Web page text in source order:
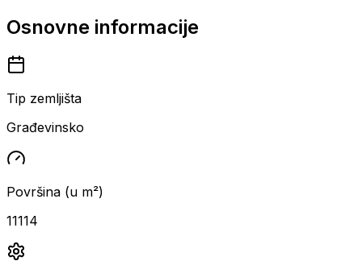
Osnovne informacije
Tip zemljišta
Građevinsko
Površina (u m²)
11114